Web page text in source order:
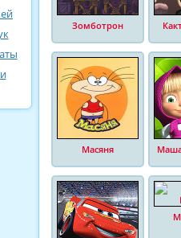
Зомботрон
Масяня